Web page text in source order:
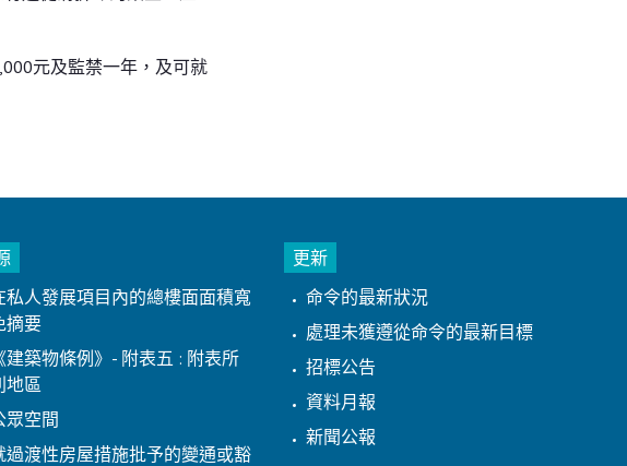
元及監禁一年，及可就
私人發展項目內的總樓面面積寬
摘要
建築物條例》- 附表五 : 附表所
地區
眾空間
過渡性房屋措施批予的變通或豁
更新
命令的最新狀況
處理未獲遵從命令的最新目標
招標公告
資料月報
新聞公報